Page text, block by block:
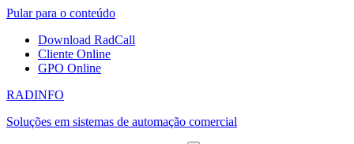
Pular para o conteúdo
Download RadCall
Cliente Online
GPO Online
RADINFO
Soluções em sistemas de automação comercial